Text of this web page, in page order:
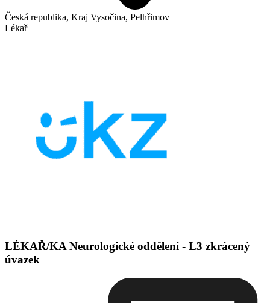
Česká republika, Kraj Vysočina, Pelhřimov
Lékař
LÉKAŘ/KA Neurologické oddělení - L3 zkrácený
úvazek